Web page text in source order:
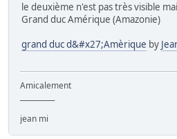
le deuxième n'est pas très visible
Grand duc Amérique (Amazonie)
grand duc d&#x27;Amèrique by
Amicalement
jean mi